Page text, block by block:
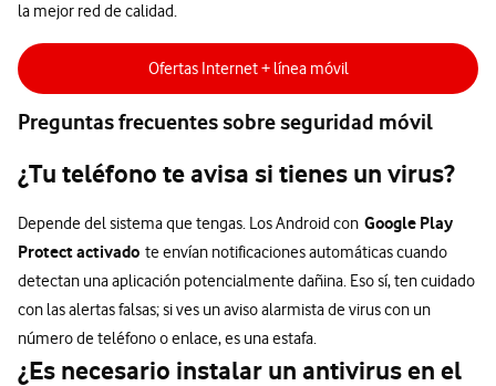
la mejor red de calidad.
Ofertas Internet + línea móvil
Preguntas frecuentes sobre seguridad móvil
¿Tu teléfono te avisa si tienes un virus?
Depende del sistema que tengas. Los Android con Google Play
Protect activado te envían notificaciones automáticas cuando
detectan una aplicación potencialmente dañina. Eso sí, ten cuidado
con las alertas falsas; si ves un aviso alarmista de virus con un
número de teléfono o enlace, es una estafa.
¿Es necesario instalar un antivirus en el